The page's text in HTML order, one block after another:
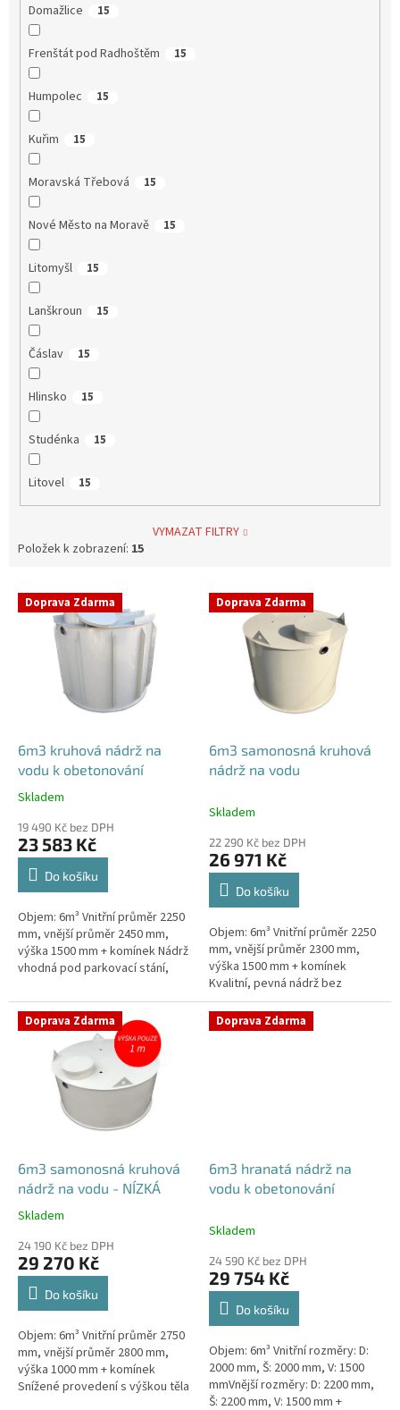
Domažlice 15
Frenštát pod Radhoštěm 15
Humpolec 15
Kuřim 15
Moravská Třebová 15
Nové Město na Moravě 15
Litomyšl 15
Lanškroun 15
Čáslav 15
Hlinsko 15
Studénka 15
Litovel 15
VYMAZAT FILTRY
Položek k zobrazení: 15
V Doprava Zdarma
6m3 kruhová nádrž na
vodu k obetonování
Průměrné
produktu
je
5,0
hvězdiček.
Skladem
19 490 Kč bez DPH
23 583 Kč
Do košíku
Objem: 6m³ Vnitřní průměr 2250
mm, vnější průměr 2450 mm,
výška 1500 mm + komínek Nádrž
vhodná pod parkovací stání,
umístění přítoku/ů, odtoku/ů...
Doprava Zdarma
6m3 samonosná kruhová
nádrž na vodu
Skladem
22 290 Kč bez DPH
26 971 Kč
Do košíku
Objem: 6m³ Vnitřní průměr 2250
mm, vnější průměr 2300 mm,
výška 1500 mm + komínek
Kvalitní, pevná nádrž bez
potřeby obetonování.Průměr a
umístění přítoku/ů, odtoku/ů
apod....
Doprava Zdarma
6m3 samonosná kruhová
nádrž na vodu - NÍZKÁ
Průměrné
produktu
je
4,4
hvězdiček.
Skladem
24 190 Kč bez DPH
29 270 Kč
Do košíku
Objem: 6m³ Vnitřní průměr 2750
mm, vnější průměr 2800 mm,
výška 1000 mm + komínek
Snížené provedení s výškou těla
Doprava Zdarma
6m3 hranatá nádrž na
vodu k obetonování
Skladem
24 590 Kč bez DPH
29 754 Kč
Do košíku
Objem: 6m³ Vnitřní rozměry: D:
2000 mm, Š: 2000 mm, V: 1500
mmVnější rozměry: D: 2200 mm,
Š: 2200 mm, V: 1500 mm +